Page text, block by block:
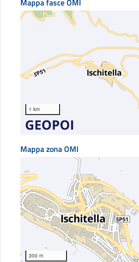
Mappa fasce OMI
1 km
Mappa zona OMI
300 m